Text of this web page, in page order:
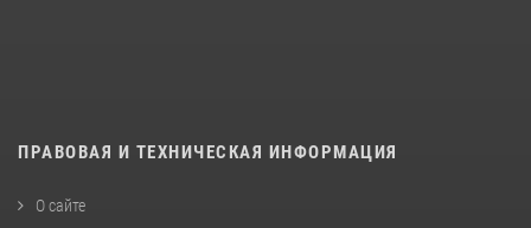
ПРАВОВАЯ И ТЕХНИЧЕСКАЯ ИНФОРМАЦИЯ
О сайте